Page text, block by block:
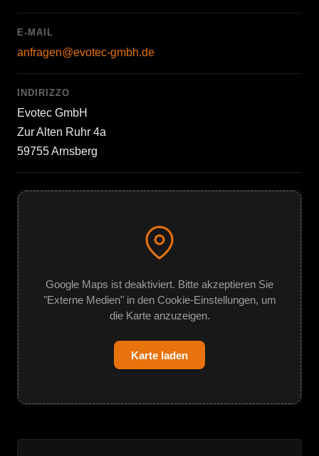
E-MAIL
anfragen@evotec-gmbh.de
INDIRIZZO
Evotec GmbH
Zur Alten Ruhr 4a
59755 Arnsberg
Google Maps ist deaktiviert. Bitte akzeptieren Sie
"Externe Medien" in den Cookie-Einstellungen, um
die Karte anzuzeigen.
Karte laden